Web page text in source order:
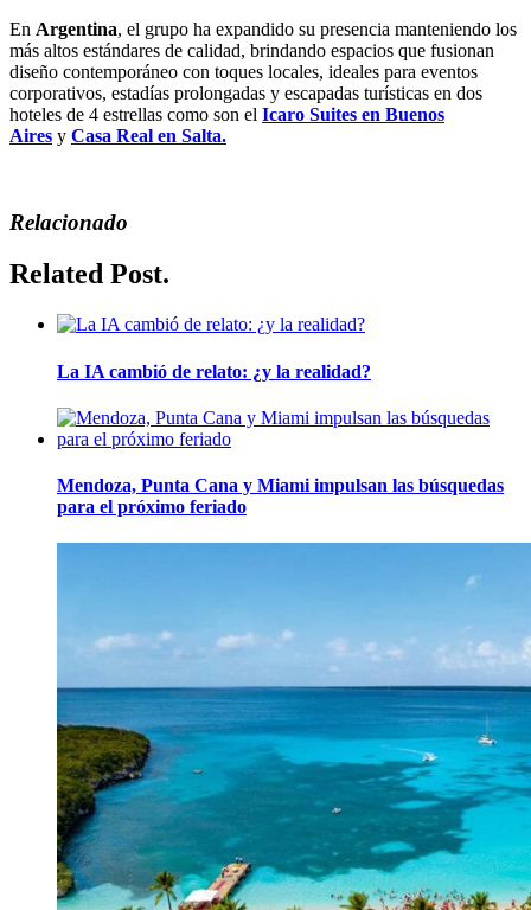
En Argentina, el grupo ha expandido su presencia manteniendo los
más altos estándares de calidad, brindando espacios que fusionan
diseño contemporáneo con toques locales, ideales para eventos
corporativos, estadías prolongadas y escapadas turísticas en dos
hoteles de 4 estrellas como son el Icaro Suites en Buenos
Aires y Casa Real en Salta.
Relacionado
Related Post.
La IA cambió de relato: ¿y la realidad?
Mendoza, Punta Cana y Miami impulsan las búsquedas
para el próximo feriado